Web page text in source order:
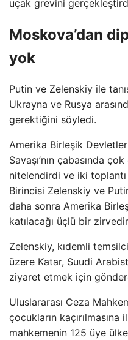
uçak grevini
Moskova’dan
yok
Putin ve Zelenskiy ile
Ukrayna ve Rusya
gerektiğini söyledi.
Amerika Birleşik
Savaşı’nın çabasında
nitelendirdi ve iki
Birincisi Zelenskiy ve
daha sonra Amerika
katılacağı üçlü bir
Zelenskiy, kıdemli
üzere Katar, Suudi
ziyaret etmek için
Uluslararası Ceza
çocukların
mahkemenin 125 üye